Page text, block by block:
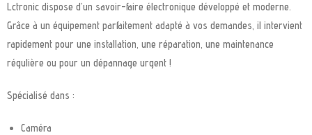
Lctronic dispose d’un savoir-faire électronique développé et moderne.
Grâce à un équipement parfaitement adapté à vos demandes, il intervient
rapidement pour une installation, une réparation, une maintenance
régulière ou pour un dépannage urgent !
Spécialisé dans :
Caméra